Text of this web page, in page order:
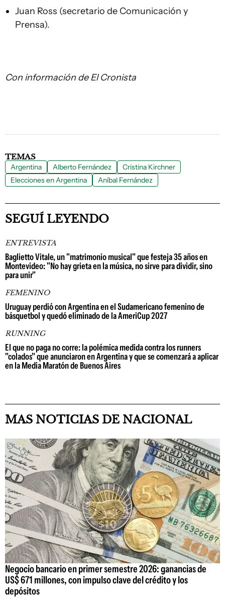
Juan Ross (secretario de Comunicación y
Prensa).
Con información de El Cronista
TEMAS
Argentina Alberto Fernández
Cristina Kirchner
Elecciones en Argentina
Aníbal Fernández
SEGUÍ LEYENDO
ENTREVISTA
Baglietto Vitale, un "matrimonio musical" que festeja 35 años en
Montevideo: "No hay grieta en la música, no sirve para dividir, sino
para unir"
FEMENINO
Uruguay perdió con Argentina en el Sudamericano femenino de
básquetbol y quedó eliminado de la AmeriCup 2027
RUNNING
El que no paga no corre: la polémica medida contra los runners
"colados" que anunciaron en Argentina y que se comenzará a aplicar
en la Media Maratón de Buenos Aires
MAS NOTICIAS DE NACIONAL
Negocio bancario en primer semestre 2026: ganancias de
US$ 671 millones, con impulso clave del crédito y los
depósitos